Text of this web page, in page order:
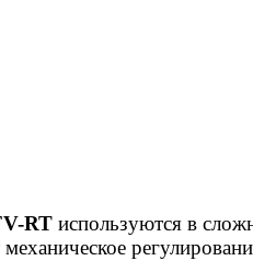
RT используются в